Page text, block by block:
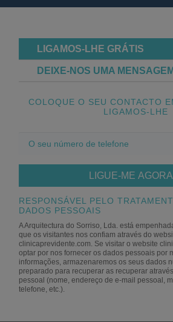
LIGAMOS-LHE GRÁTIS
DEIXE-NOS UMA MENSAGEM
COLOQUE O SEU CONTACTO
LIGAMOS-LHE
de
telefone
RESPONSÁVEL PELO
DADOS PESSOAIS
A Arquitectura do Sorriso, Lda. está
que os visitantes nos confiam através do
clinicaprevidente.com. Se visitar o website
optar por nos fornecer os dados pessoais ​​por
informações, armazenaremos os seus dados
preparado para recuperar as recuperar
pessoal (nome, endereço de e-mail pessoal,
telefone, etc.).